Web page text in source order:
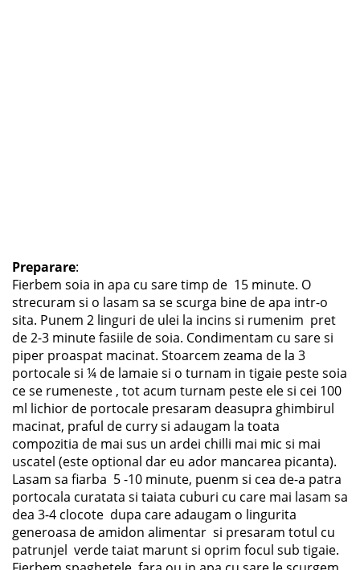
Preparare:
Fierbem soia in apa cu sare timp de 15 minute. O
strecuram si o lasam sa se scurga bine de apa intr-o
sita. Punem 2 linguri de ulei la incins si rumenim pret
de 2-3 minute fasiile de soia. Condimentam cu sare si
piper proaspat macinat. Stoarcem zeama de la 3
portocale si ¼ de lamaie si o turnam in tigaie peste soia
ce se rumeneste , tot acum turnam peste ele si cei 100
ml lichior de portocale presaram deasupra ghimbirul
macinat, praful de curry si adaugam la toata
compozitia de mai sus un ardei chilli mai mic si mai
uscatel (este optional dar eu ador mancarea picanta).
Lasam sa fiarba 5 -10 minute, puenm si cea de-a patra
portocala curatata si taiata cuburi cu care mai lasam sa
dea 3-4 clocote dupa care adaugam o lingurita
generoasa de amidon alimentar si presaram totul cu
patrunjel verde taiat marunt si oprim focul sub tigaie.